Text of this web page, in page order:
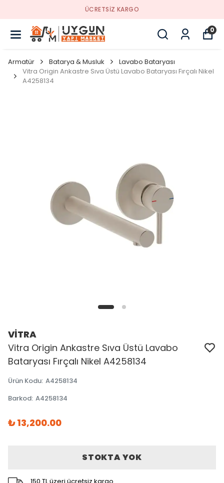
YENI SEZON ÜRÜNLER
0
Armatür Batarya & Musluk
Lavabo Bataryası
Vitra Origin Ankastre Sıva Üstü Lavabo Bataryası Fırçalı Nikel
A4258134
VİTRA
Vitra Origin Ankastre Sıva Üstü Lavabo
Bataryası Fırçalı Nikel A4258134
Ürün Kodu: A4258134
Barkod: A4258134
₺ 13,200.00
STOKTA YOK
150 TL üzeri ücretsiz kargo